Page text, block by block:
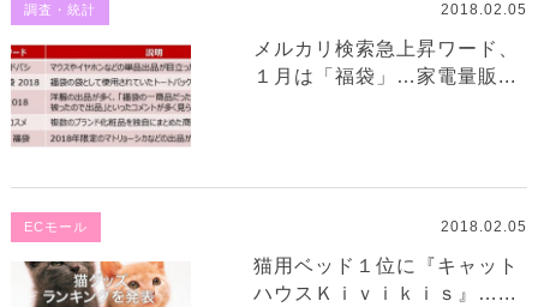
調査・統計 2018.02.05
メルカリ検索急上昇ワード、
１月は「福袋」…家電量販...
ECモール 2018.02.05
猫用ベッド１位に『キャット
ハウスＫｉｖｉｋｉｓ』…...